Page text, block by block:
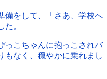
備をして、「さあ、学校へ
。
っこちゃんに抱っこされバ
もなく、穏やかに乗れまし